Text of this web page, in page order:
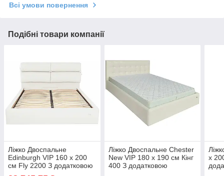
Всі умови повернення
Подібні товари компанії
Ліжко Двоспальне
Edinburgh VIP 160 х 200
см Fly 2200 З додатковою
металевою цільнозварною
Ліжко Двоспальне Chester
New VIP 180 х 190 см Кінг
400 З додатковою
х